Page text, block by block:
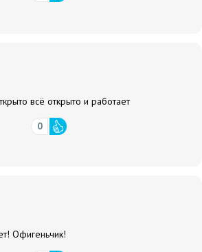
всё открыто и работает
0
Офигеньчик!